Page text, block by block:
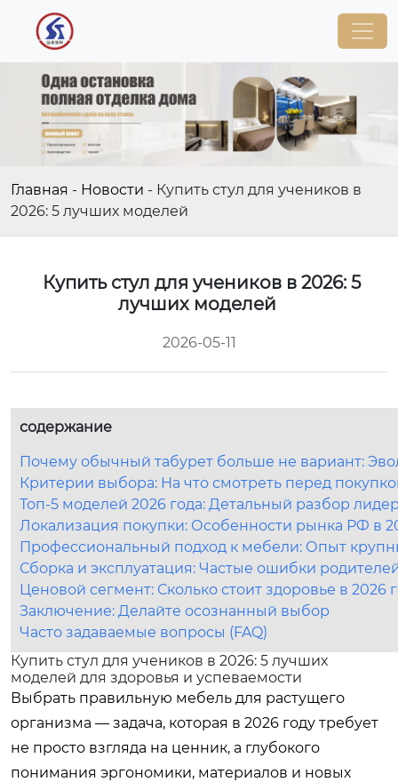
Главная - Новости - Купить стул для учеников в
2026: 5 лучших моделей
Купить стул для учеников в 2026: 5
лучших моделей
2026-05-11
содержание
Почему обычный табурет больше не вариант:
Критерии выбора: На что смотреть перед
Топ-5 моделей 2026 года: Детальный разбор
Локализация покупки: Особенности рынка РФ в
Профессиональный подход к мебели: Опыт
Сборка и эксплуатация: Частые ошибки
Ценовой сегмент: Сколько стоит здоровье в 2026
Заключение: Делайте осознанный выбор
Часто задаваемые вопросы (FAQ)
Купить стул для учеников в 2026: 5 лучших
моделей для здоровья и успеваемости
Выбрать правильную мебель для растущего
организма — задача, которая в 2026 году требует
не просто взгляда на ценник, а глубокого
понимания эргономики, материалов и новых